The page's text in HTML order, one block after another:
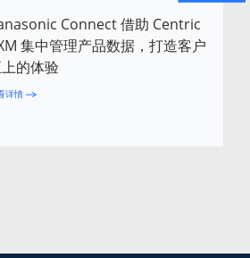
Connect 借助 Centric
集中管理产品数据，打造客户
的体验
详情